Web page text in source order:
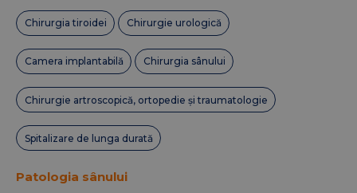
Chirurgia tiroidei Chirurgie urologică
Camera implantabilă Chirurgia sânului
Chirurgie artroscopică, ortopedie și traumatologie
Spitalizare de lunga durată
Patologia sânului